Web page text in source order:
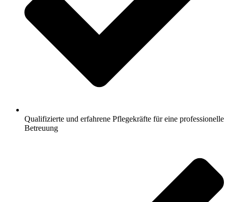
Qualifizierte und erfahrene Pflegekräfte für eine professionelle
Betreuung